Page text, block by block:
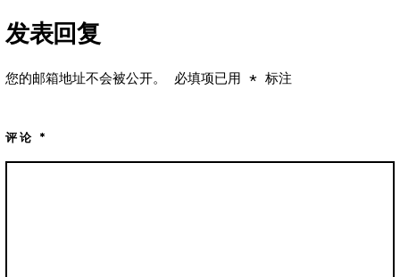
发表回复
您的邮箱地址不会被公开。 必填项已用* 标注
评论*